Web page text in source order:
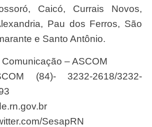
Caicó, Currais Novos,
Pau dos Ferros, São
e Santo Antônio.
Comunicação – ASCOM
(84)- 3232-2618/3232-
SesapRN